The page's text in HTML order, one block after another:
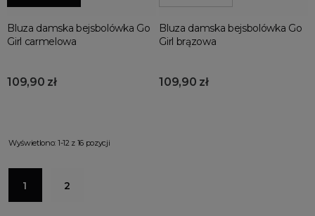
Bluza damska bejsbolówka Go
Girl carmelowa
109,90 zł
Bluza damska bejsbolówka Go
Girl brązowa
109,90 zł
Wyświetlono: 1-12 z 16 pozycji
1 2